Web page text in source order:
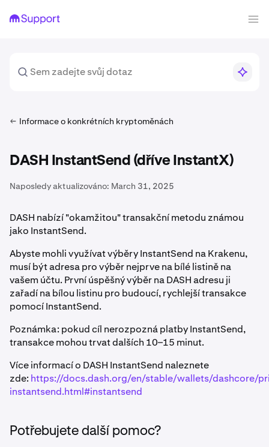
Informace o konkrétních kryptoměnách
DASH InstantSend (dříve InstantX)
Naposledy aktualizováno: March 31, 2025
DASH nabízí "okamžitou" transakční metodu známou
jako InstantSend.
Abyste mohli využívat výběry InstantSend na Krakenu,
musí být adresa pro výběr nejprve na bílé listině na
vašem účtu. První úspěšný výběr na DASH adresu ji
zařadí na bílou listinu pro budoucí, rychlejší transakce
pomocí InstantSend.
Poznámka: pokud cíl nerozpozná platby InstantSend,
transakce mohou trvat dalších 10–15 minut.
Více informací o DASH InstantSend naleznete
zde: https://docs.dash.org/en/stable/wallets/dashcore/
instantsend.html#instantsend
Potřebujete další pomoc?